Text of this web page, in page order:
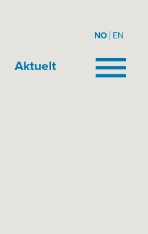
NO EN
Aktuelt